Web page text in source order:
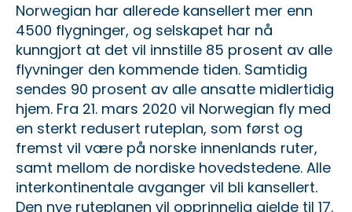
Norwegian har allerede kansellert mer enn
4500 flygninger, og selskapet har nå
kunngjort at det vil innstille 85 prosent av alle
flyvninger den kommende tiden. Samtidig
sendes 90 prosent av alle ansatte midlertidig
hjem. Fra 21. mars 2020 vil Norwegian fly med
en sterkt redusert ruteplan, som først og
fremst vil være på norske innenlands ruter,
samt mellom de nordiske hovedstedene. Alle
interkontinentale avganger vil bli kansellert.
Den nye ruteplanen vil opprinnelig gjelde til 17.